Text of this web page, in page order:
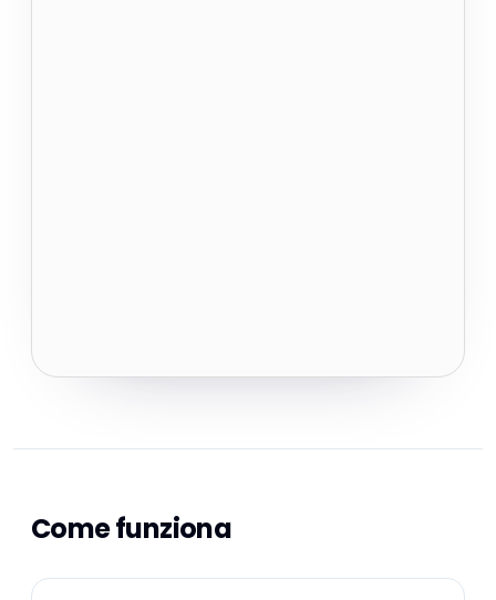
Come funziona